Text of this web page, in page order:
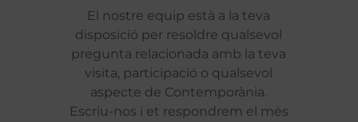
El nostre equip està a la teva
disposició per resoldre qualsevol
pregunta relacionada amb la teva
visita, participació o qualsevol
aspecte de Contemporània.
Escriu-nos i et respondrem el més